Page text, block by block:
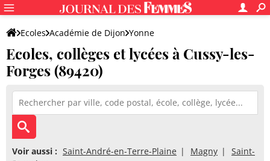
Ecoles Académie de Dijon Yonne
Ecoles, collèges et lycées à Cussy-les-
Forges (89420)
Voir aussi : Saint-André-en-Terre-Plaine Magny
Saint-